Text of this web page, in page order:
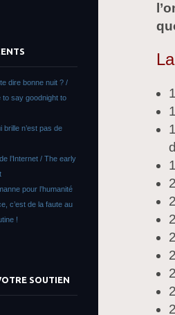
dire bonne nuit ? /
to say goodnight to
brille n’est pas de
l’Internet / The early
pour l’humanité
c’est de la faute au
!
SOUTIEN